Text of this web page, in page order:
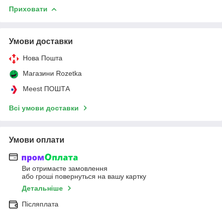
Приховати
Умови доставки
Нова Пошта
Магазини Rozetka
Meest ПОШТА
Всі умови доставки
Умови оплати
Ви отримаєте замовлення
або гроші повернуться на вашу картку
Детальніше
Післяплата